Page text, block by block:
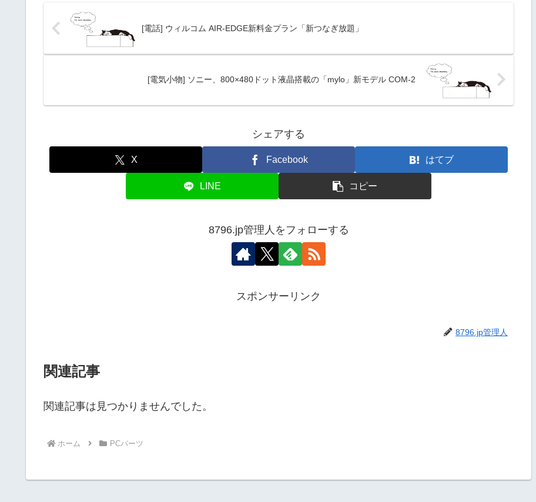
[電話] ウィルコム AIR-EDGE新料金プラン「新つなぎ放題」
[電気小物] ソニー、800×480ドット液晶搭載の「mylo」新モデル COM-2
シェアする
X Facebook はてブ
LINE コピー
8796.jp管理人をフォローする
スポンサーリンク
8796.jp管理人
関連記事
関連記事は見つかりませんでした。
ホーム PCパーツ